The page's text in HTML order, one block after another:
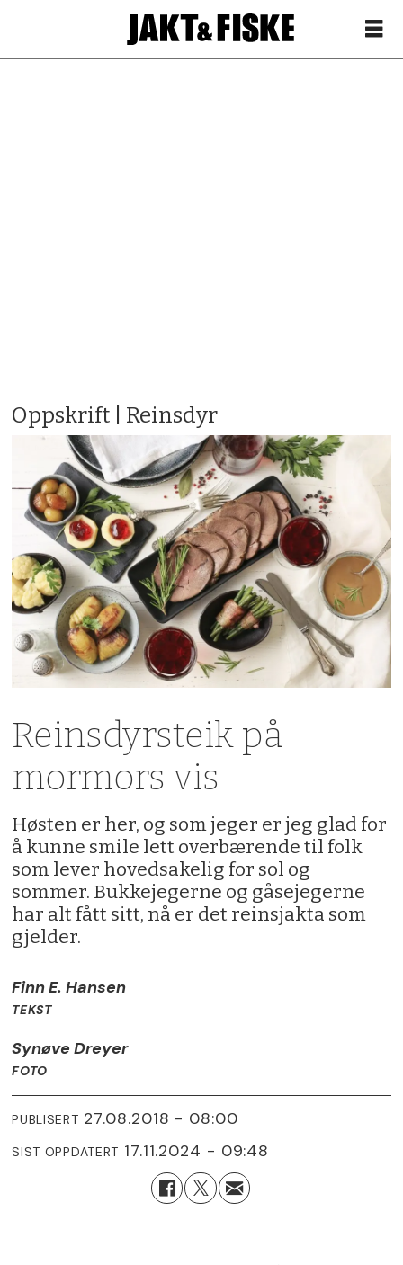
Oppskrift | Reinsdyr
Reinsdyrsteik på
mormors vis
Høsten er her, og som jeger er jeg glad for
å kunne smile lett overbærende til folk
som lever hovedsakelig for sol og
sommer. Bukkejegerne og gåsejegerne
har alt fått sitt, nå er det reinsjakta som
gjelder.
Finn E. Hansen
TEKST
Synøve Dreyer
FOTO
PUBLISERT 27.08.2018 - 08:00
SIST OPPDATERT 17.11.2024 - 09:48